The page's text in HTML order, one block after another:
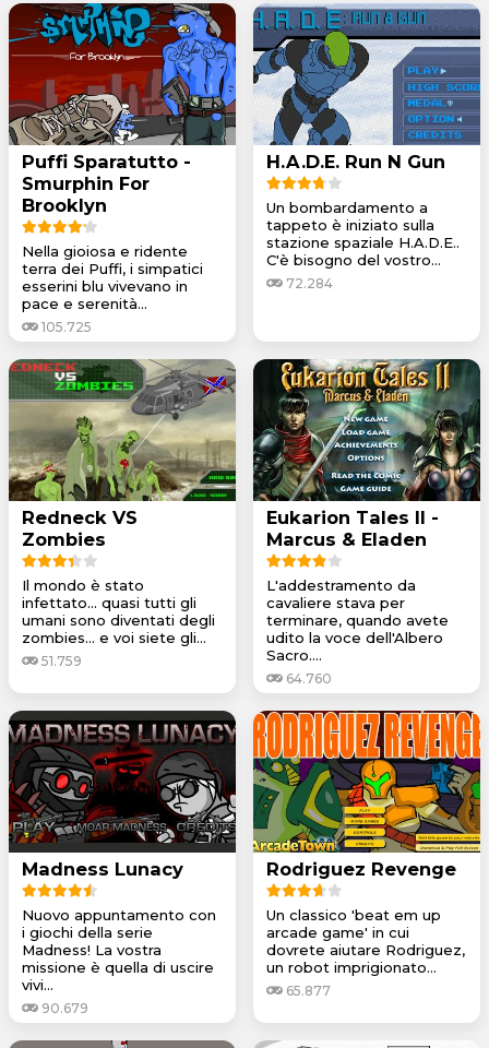
Puffi Sparatutto -
Smurphin For
Brooklyn
Nella gioiosa e ridente
terra dei Puffi, i simpatici
esserini blu vivevano in
pace e serenità...
105.725
H.A.D.E. Run N Gun
Un bombardamento a
tappeto è iniziato sulla
stazione spaziale H.A.D.E..
C'è bisogno del vostro...
72.284
Redneck VS
Zombies
Il mondo è stato
infettato... quasi tutti gli
umani sono diventati degli
zombies... e voi siete gli...
51.759
Eukarion Tales II -
Marcus & Eladen
L'addestramento da
cavaliere stava per
terminare, quando avete
udito la voce dell'Albero
Sacro....
64.760
Madness Lunacy
Nuovo appuntamento con
i giochi della serie
Madness! La vostra
missione è quella di uscire
vivi...
90.679
Rodriguez Revenge
Un classico 'beat em up
arcade game' in cui
dovrete aiutare Rodriguez,
un robot imprigionato...
65.877